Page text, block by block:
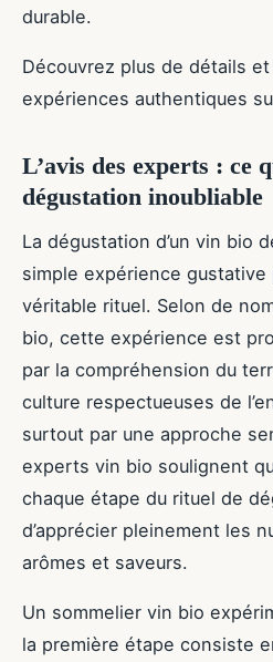
durable.
Découvrez plus de détails
expériences authentiques
L’avis des experts : ce
dégustation inoubliable
La dégustation d’un vin bio
simple expérience gustative
véritable rituel. Selon de
bio, cette expérience est
par la compréhension du
culture respectueuses de
surtout par une approche
experts vin bio soulignent
chaque étape du rituel de
d’apprécier pleinement les
arômes et saveurs.
Un sommelier vin bio
la première étape consiste